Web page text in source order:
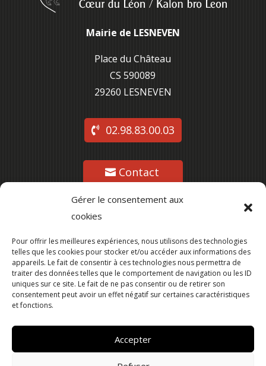
Gérer le consentement aux
cookies
Pour offrir les meilleures expériences, nous utilisons des technologies
telles que les cookies pour stocker et/ou accéder aux informations des
appareils. Le fait de consentir à ces technologies nous permettra de
traiter des données telles que le comportement de navigation ou les ID
uniques sur ce site. Le fait de ne pas consentir ou de retirer son
consentement peut avoir un effet négatif sur certaines caractéristiques
et fonctions.
Accepter
Mairie de LESNEVEN
Place du Château
CS 590089
29260 LESNEVEN
02.98.83.00.03
Contact
Suivez-nous